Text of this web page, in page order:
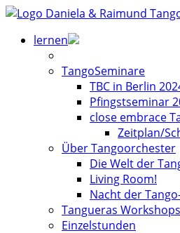
lernen
TangoSeminare
TBC in Berlin
Pfingstseminar
close embrace
Zeitplan/
Über Tangoorchester
Die Welt der
Living Room!
Nacht der
Tangueras Workshops
Einzelstunden